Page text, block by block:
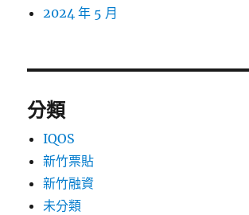
2024 年 5 月
分類
IQOS
新竹票貼
新竹融資
未分類